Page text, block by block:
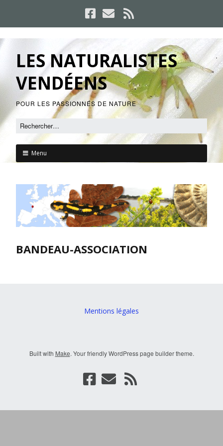
LES NATURALISTES
VENDÉENS
POUR LES PASSIONNÉS DE NATURE
Menu
BANDEAU-ASSOCIATION
Mentions légales
Built with Make. Your friendly WordPress page builder theme.